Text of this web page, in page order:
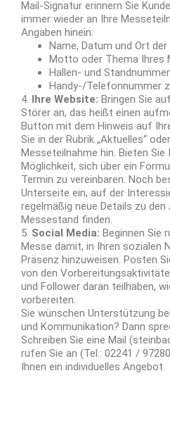
Mail-Signatur erinnern Sie
immer wieder an Ihre
Angaben hinein:
Name, Datum und Ort der
Motto oder Thema Ihres
Hallen- und Standnummer
Handy-/Telefonnummer
4. Ihre Website: Bringen Sie
Störer an, das heißt einen
Button mit dem Hinweis auf
Sie in der Rubrik „Aktuelles“
Messeteilnahme hin. Bieten
Möglichkeit, sich über ein
Termin zu vereinbaren. Noch
Unterseite ein, auf der
regelmäßig neue Details zu
Messestand finden.
5. Social Media: Beginnen Sie
Messe damit, in Ihren sozialen
Präsenz hinzuweisen. Posten
von den
und Follower daran teilhaben,
vorbereiten.
Sie wünschen Unterstützung
und Kommunikation? Dann
Schreiben Sie eine Mail
rufen Sie an (Tel.: 02241 /
Ihnen ein individuelles Angebot.